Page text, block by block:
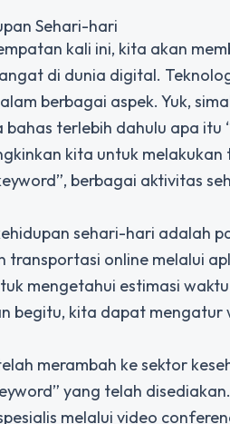
Sehari-hari
kali ini, kita akan
di dunia digital.
berbagai aspek. Yuk,
terlebih dahulu apa itu
kita untuk
berbagai aktivitas
sehari-hari adalah
online melalui
mengetahui estimasi
begitu, kita dapat mengatur
merambah ke sektor
yang telah
melalui video